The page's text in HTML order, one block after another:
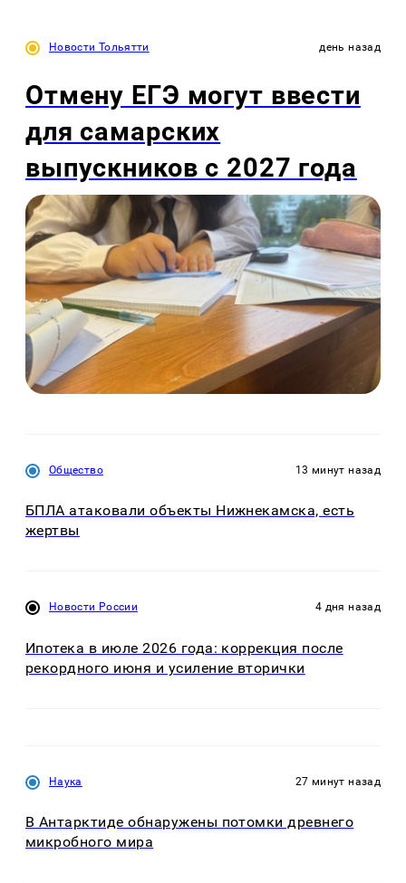
Новости Тольятти день назад
Отмену ЕГЭ могут ввести
для самарских
выпускников с 2027 года
Общество 13 минут назад
БПЛА атаковали объекты Нижнекамска, есть
жертвы
Новости России 4 дня назад
Ипотека в июле 2026 года: коррекция после
рекордного июня и усиление вторички
Наука 27 минут назад
В Антарктиде обнаружены потомки древнего
микробного мира